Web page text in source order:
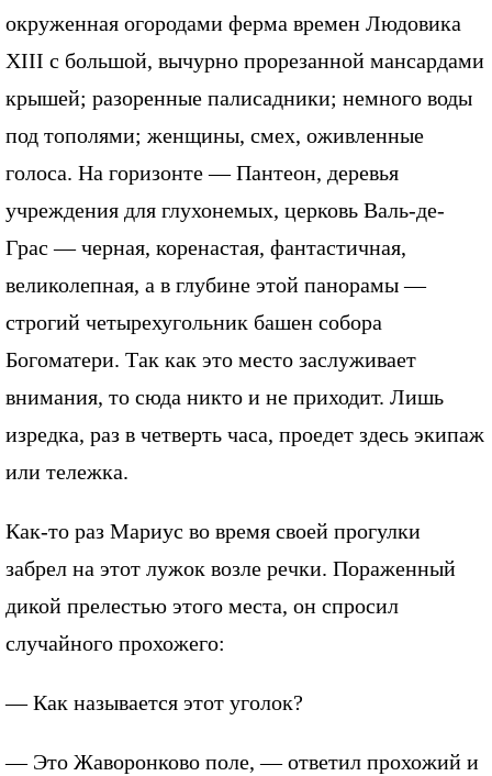
окруженная огородами ферма времен Людовика
XIII с большой, вычурно прорезанной мансардами
крышей; разоренные палисадники; немного воды
под тополями; женщины, смех, оживленные
голоса. На горизонте — Пантеон, деревья
учреждения для глухонемых, церковь Валь-де-
Грас — черная, коренастая, фантастичная,
великолепная, а в глубине этой панорамы —
строгий четырехугольник башен собора
Богоматери. Так как это место заслуживает
внимания, то сюда никто и не приходит. Лишь
изредка, раз в четверть часа, проедет здесь экипаж
или тележка.
Как-то раз Мариус во время своей прогулки
забрел на этот лужок возле речки. Пораженный
дикой прелестью этого места, он спросил
случайного прохожего:
— Как называется этот уголок?
— Это Жаворонково поле, — ответил прохожий и